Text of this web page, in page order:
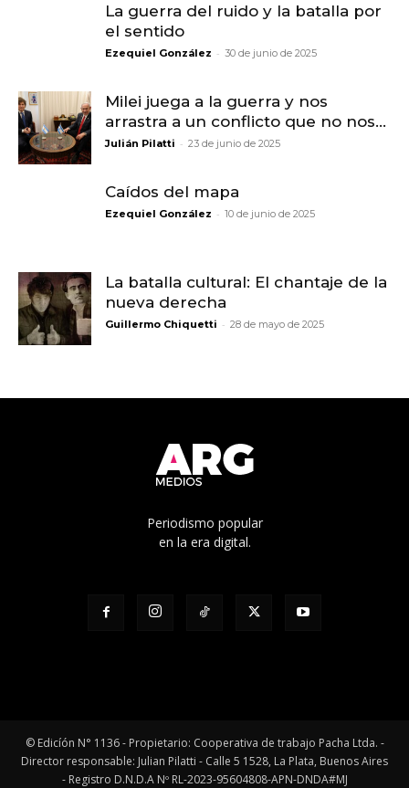
La guerra del ruido y la batalla por
el sentido
Ezequiel González - 30 de junio de 2025
Milei juega a la guerra y nos
arrastra a un conflicto que no nos...
Julián Pilatti - 23 de junio de 2025
Caídos del mapa
Ezequiel González - 10 de junio de 2025
La batalla cultural: El chantaje de la
nueva derecha
Guillermo Chiquetti - 28 de mayo de 2025
Periodismo popular
en la era digital.
© Edicíón N° 1136 - Propietario: Cooperativa de trabajo Pacha Ltda. -
Director responsable: Julian Pilatti - Calle 5 1528, La Plata, Buenos Aires
- Registro D.N.D.A Nº RL-2023-95604808-APN-DNDA#MJ